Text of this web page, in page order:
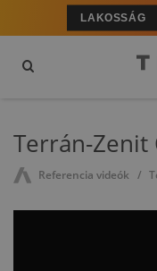
LAKOSSÁG
Terrán-Zenit
Referencia videók